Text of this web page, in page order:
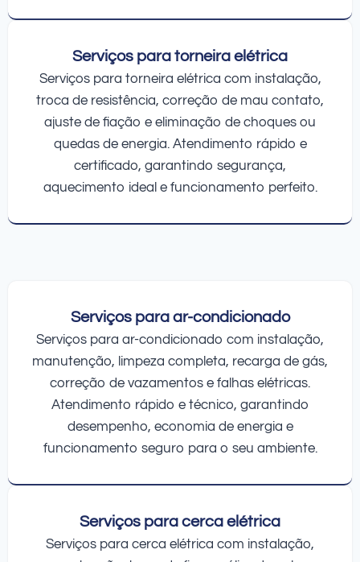
Serviços para torneira elétrica
Serviços para torneira elétrica com instalação,
troca de resistência, correção de mau contato,
ajuste de fiação e eliminação de choques ou
quedas de energia. Atendimento rápido e
certificado, garantindo segurança,
aquecimento ideal e funcionamento perfeito.
Serviços para ar-condicionado
Serviços para ar-condicionado com instalação,
manutenção, limpeza completa, recarga de gás,
correção de vazamentos e falhas elétricas.
Atendimento rápido e técnico, garantindo
desempenho, economia de energia e
funcionamento seguro para o seu ambiente.
Serviços para cerca elétrica
Serviços para cerca elétrica com instalação,